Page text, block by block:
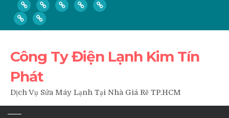
Công Ty Điện Lạnh Kim Tín
Phát
Dịch Vụ Sửa Máy Lạnh Tại Nhà Giá Rẽ TP.HCM